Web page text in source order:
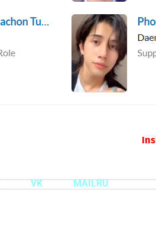
VK MAILRU